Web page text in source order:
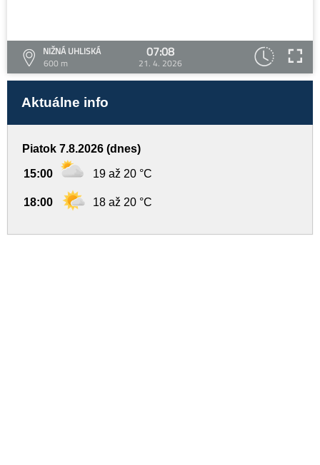
NIŽNÁ UHLISKÁ
600 m
07:08
21. 4. 2026
Aktuálne info
Piatok 7.8.2026 (dnes)
15:00 19 až 20 °C
18:00 18 až 20 °C